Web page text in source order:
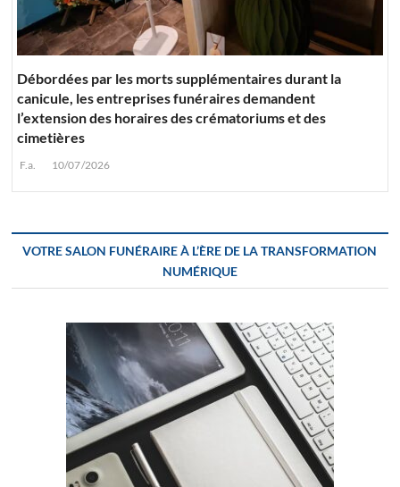
Débordées par les morts supplémentaires durant la
canicule, les entreprises funéraires demandent
l’extension des horaires des crématoriums et des
cimetières
F.a. 10/07/2026
VOTRE SALON FUNÉRAIRE À L’ÈRE DE LA TRANSFORMATION
NUMÉRIQUE